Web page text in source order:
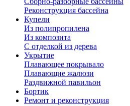
Реконструкция бассейна
Купели
Из полипропилена
Из композита
С отделкой из дерева
Укрытие
Плавающее покрывало
Плавающие жалюзи
Раздвижной павильон
Бортик
Ремонт и реконструкция